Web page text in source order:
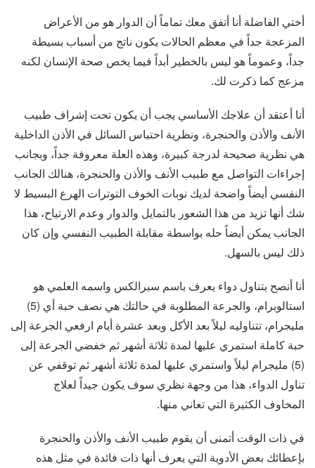
أختي الفاضلة أنا أتفق معك تماماً أن الدوار هو من الأعراض
المزعجة جداً في معظم الحالات يكون ناتج من أسباب بسيطة
جداً، وعموماً هو ليس بالخطير أبداً فيما يخص صحة الإنسان لكنه
مزعج كما ذكرت لك.
أنا أعتقد أن علاجك الأساسي يجب أن يكون تحت إشراف طبيب
الأنف والأذن والحنجرة، ونظرية احتباس السائل في الأذن الداخلية
هي نظرية صحيحة لدرجة كبيرة، وهذه العلة معروفة جداً، وبجانب
إجراءات التواصل مع طبيب الأنف والأذن والحنجرة، هنالك الجانب
النفسي أيضاً واضحة لديك نوبات الخوف التوترات الهرع البسيط لا
شك أنها تزيد من هذا الشعور بالتمايل والدوار وعدم الارتياح، هذا
الجانب يمكن أيضاً حله بواسطة مقابلة الطبيب النفسي وإن كان
ذلك ليس بالسهل.
أنا أنصح بتناول دواء يعرف باسم سبرالكس واسمه العلمي هو
استالوبرام، والجرعة المطلوبة في حالتك هي نصف حبة أي (5)
مليجرام، تتناوليه ليلاً بعد الأكل وبعد عشرة أيام ارفعي الجرعة إلى
حبة كاملة استمري عليها لمدة ثلاثة أشهر ثم خفضي الجرعة إلى
(5) مليجرام ليلاً واستمري عليها لمدة ثلاثة أشهر ثم توقفي عن
تناول الدواء، هذا من وجهة نظري سوف يكون جيداً لعلاج
المخاوف الكثيرة التي تعاني منها.
في ذات الوقت أتمنى أن يقوم طبيب الأنف والأذن والحنجرة
بإعطائك بعض الأدوية التي يعرف أنها ذات فائدة في مثل هذه